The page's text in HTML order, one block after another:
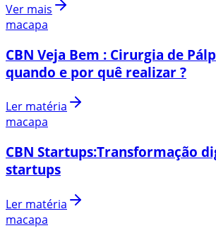
Ver mais
macapa
CBN Veja Bem : Cirurgia de
quando e por quê realizar ?
Ler matéria
macapa
CBN Startups:Transformação
startups
Ler matéria
macapa